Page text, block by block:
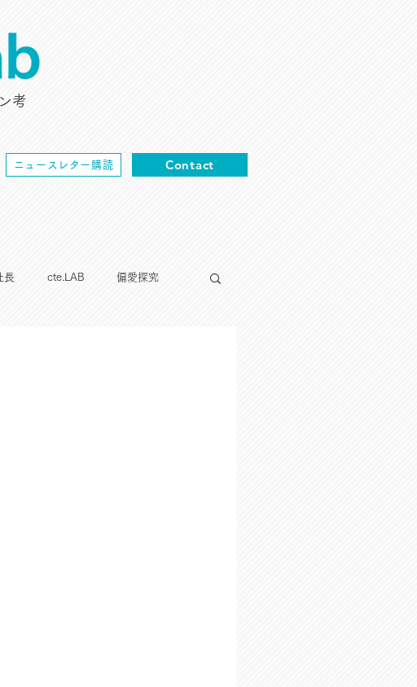
考
ニュースレター購読 Contact
長 cte.LAB 偏愛探究